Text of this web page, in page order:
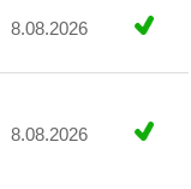
8.08.2026
8.08.2026